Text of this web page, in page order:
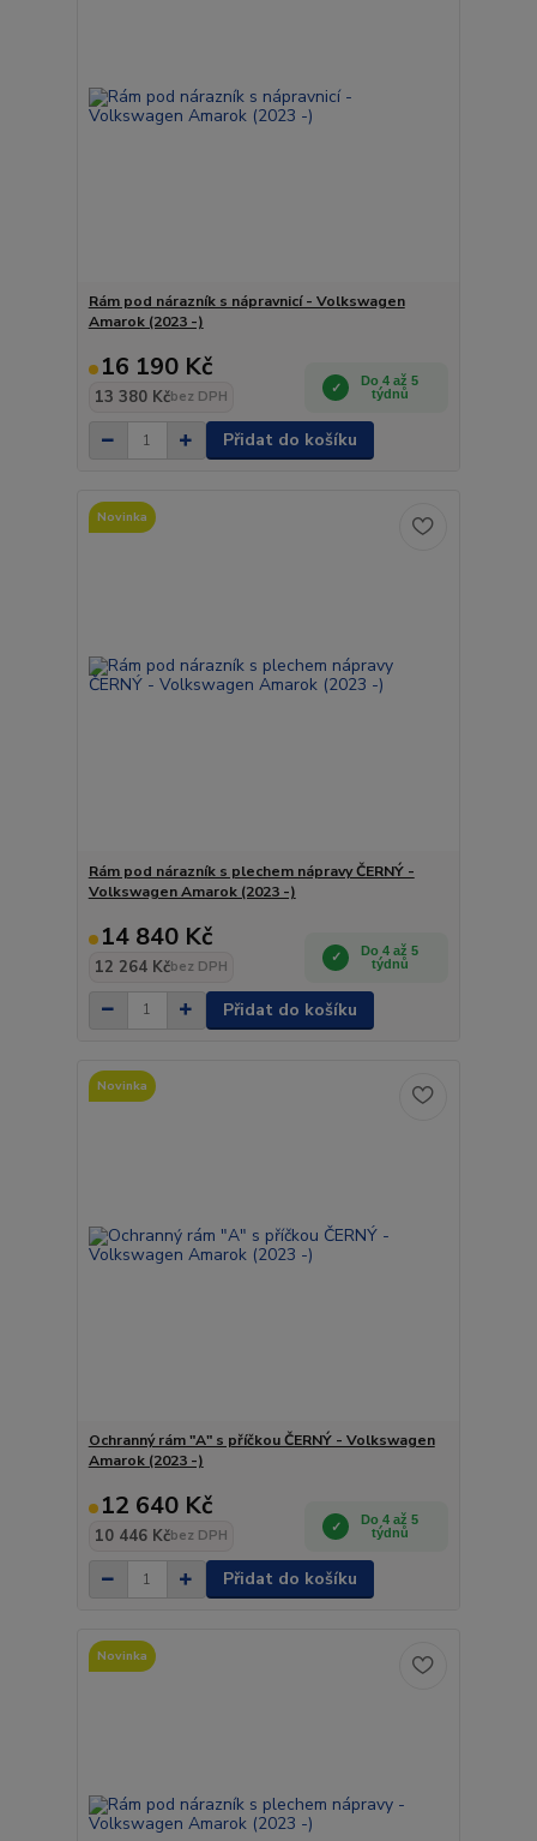
Rám pod nárazník s nápravnicí - Volkswagen
Amarok (2023 -)
16 190 Kč
13 380 Kčbez DPH
Do 4 až 5
týdnů
Přidat do košíku
Novinka
Rám pod nárazník s plechem nápravy ČERNÝ -
Volkswagen Amarok (2023 -)
14 840 Kč
12 264 Kčbez DPH
Do 4 až 5
týdnů
Přidat do košíku
Novinka
Ochranný rám "A" s příčkou ČERNÝ - Volkswagen
Amarok (2023 -)
12 640 Kč
10 446 Kčbez DPH
Do 4 až 5
týdnů
Přidat do košíku
Novinka